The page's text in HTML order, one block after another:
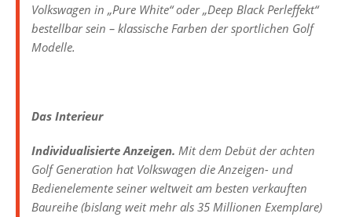
Volkswagen in „Pure White“ oder „Deep Black Perleffekt“
bestellbar sein – klassische Farben der sportlichen Golf
Modelle.
Das Interieur
Individualisierte Anzeigen. Mit dem Debüt der achten
Golf Generation hat Volkswagen die Anzeigen- und
Bedienelemente seiner weltweit am besten verkauften
Baureihe (bislang weit mehr als 35 Millionen Exemplare)